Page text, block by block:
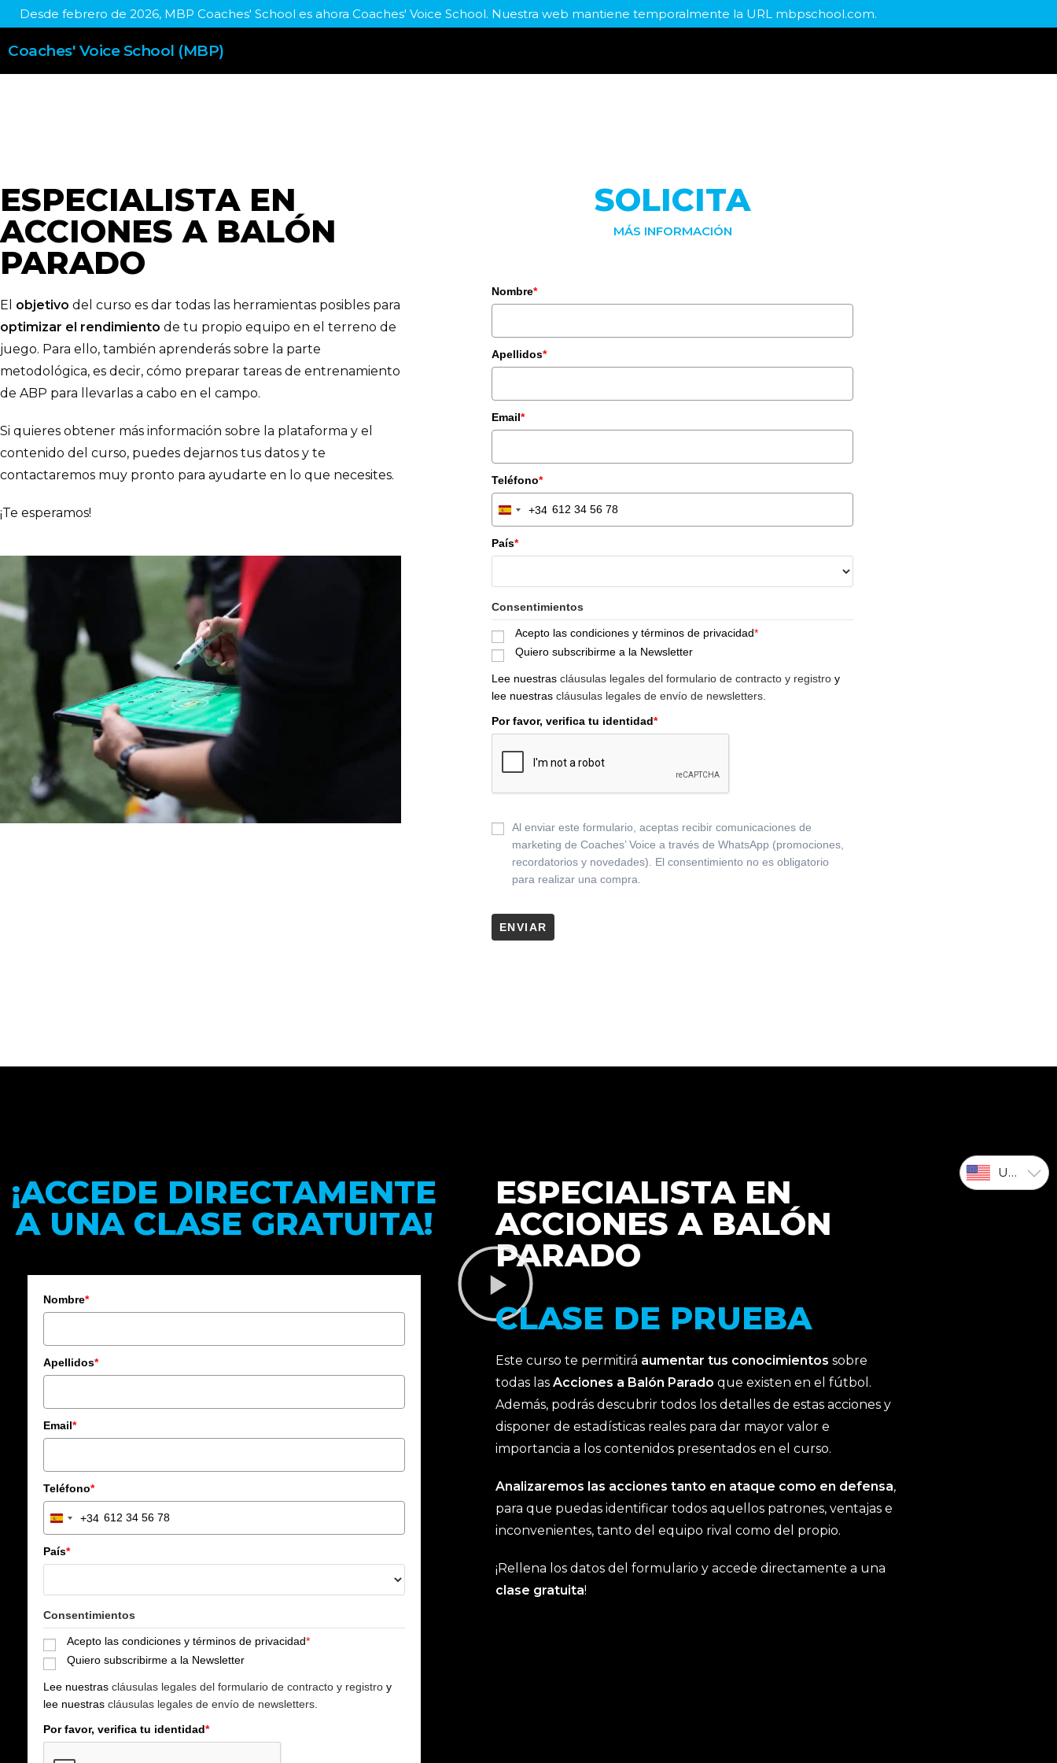
Desde febrero de 2026, MBP Coaches' School es ahora Coaches' Voice School. Nuestra web mantiene temporalmente la URL mbpschool.com.
Coaches' Voice School (MBP)
ESPECIALISTA EN
ACCIONES A BALÓN
PARADO
El objetivo del curso es dar todas las herramientas posibles para
optimizar el rendimiento de tu propio equipo en el terreno de
juego. Para ello, también aprenderás sobre la parte
metodológica, es decir, cómo preparar tareas de entrenamiento
de ABP para llevarlas a cabo en el campo.
Si quieres obtener más información sobre la plataforma y el
contenido del curso, puedes dejarnos tus datos y te
contactaremos muy pronto para ayudarte en lo que necesites.
¡Te esperamos!
SOLICITA
MÁS INFORMACIÓN
Nombre*
Apellidos*
Email*
Teléfono*
S
p
a
3
+34
País*
Consentimientos
Acepto las condiciones y términos de privacidad*
Quiero subscribirme a la Newsletter
Lee nuestras cláusulas legales del formulario de contracto y registro y
lee nuestras cláusulas legales de envío de newsletters.
Por favor, verifica tu identidad*
Al enviar este formulario, aceptas recibir comunicaciones de
marketing de Coaches’ Voice a través de WhatsApp (promociones,
recordatorios y novedades). El consentimiento no es obligatorio
para realizar una compra.
ENVIAR
¡ACCEDE DIRECTAMENTE
A UNA CLASE GRATUITA!
Nombre*
Apellidos*
Email*
Teléfono*
S
a
3
+34
País*
Consentimientos
Acepto las condiciones y términos de privacidad*
Quiero subscribirme a la Newsletter
Lee nuestras cláusulas legales del formulario de contracto y registro y
lee nuestras cláusulas legales de envío de newsletters.
Por favor, verifica tu identidad*
ESPECIALISTA EN
ACCIONES A BALÓN
PARADO
CLASE DE PRUEBA
Este curso te permitirá aumentar tus conocimientos sobre
todas las Acciones a Balón Parado que existen en el fútbol.
Además, podrás descubrir todos los detalles de estas acciones y
disponer de estadísticas reales para dar mayor valor e
importancia a los contenidos presentados en el curso.
Analizaremos las acciones tanto en ataque como en defensa,
para que puedas identificar todos aquellos patrones, ventajas e
inconvenientes, tanto del equipo rival como del propio.
¡Rellena los datos del formulario y accede directamente a una
clase gratuita!
USD